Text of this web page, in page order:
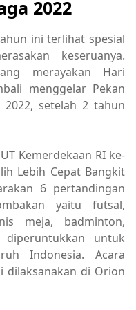
2022
ini terlihat spesial
keseruanya.
merayakan Hari
menggelar Pekan
2022, setelah 2 tahun
Kemerdekaan RI ke-
Lebih Cepat Bangkit
6 pertandingan
yaitu futsal,
meja, badminton,
untuk
Indonesia. Acara
dilaksanakan di Orion